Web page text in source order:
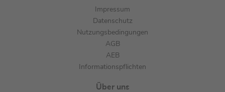
Impressum
Datenschutz
Nutzungsbedingungen
AGB
AEB
Informationspflichten
Über uns